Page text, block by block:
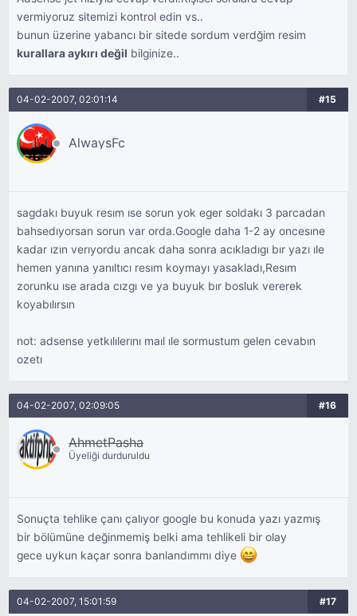
vermiyoruz sitemizi kontrol edin vs..
bunun üzerine yabancı bir sitede sordum verdğim resim
kurallara aykırı değil bilginize..
04-02-2007, 02:01:14 #15
AlwaysFc
sagdakı buyuk resım ıse sorun yok eger soldakı 3 parcadan
bahsedıyorsan sorun var orda.Google daha 1-2 ay oncesıne
kadar ızın verıyordu ancak daha sonra acıkladıgı bır yazı ıle
hemen yanına yanıltıcı resım koymayı yasakladı,Resım
zorunku ıse arada cızgı ve ya buyuk bır bosluk vererek
koyabılırsın
not: adsense yetkılılerını maıl ıle sormustum gelen cevabın
ozetı
04-02-2007, 02:09:05 #16
AhmetPasha
Üyeliği durduruldu
Sonuçta tehlike çanı çalıyor google bu konuda yazı yazmış
bir bölümüne değinmemiş belki ama tehlikeli bir olay
gece uykun kaçar sonra banlandımmı diye
04-02-2007, 15:01:59 #17